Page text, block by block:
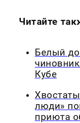
Читайте
Белый
Кубе
люди»
приюта